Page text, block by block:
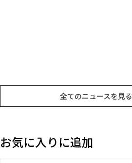
全てのニュースを見る
お気に入りに追加